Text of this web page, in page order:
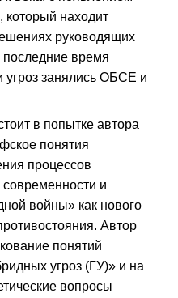
находит
руководящих
время
угроз занялись ОБСЕ и
в попытке автора
понятия
процессов
и
войны» как нового
Автор
понятий
угроз (ГУ)» и на
вопросы